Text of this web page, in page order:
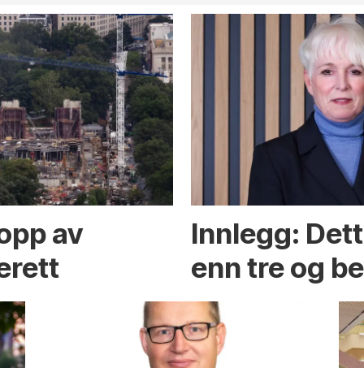
av
Innlegg:
enn tre og